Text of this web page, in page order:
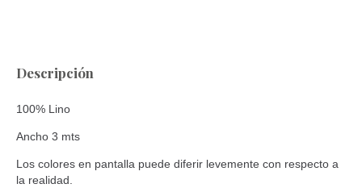
Descripción
100% Lino
Ancho 3 mts
Los colores en pantalla puede diferir levemente con respecto a
la realidad.